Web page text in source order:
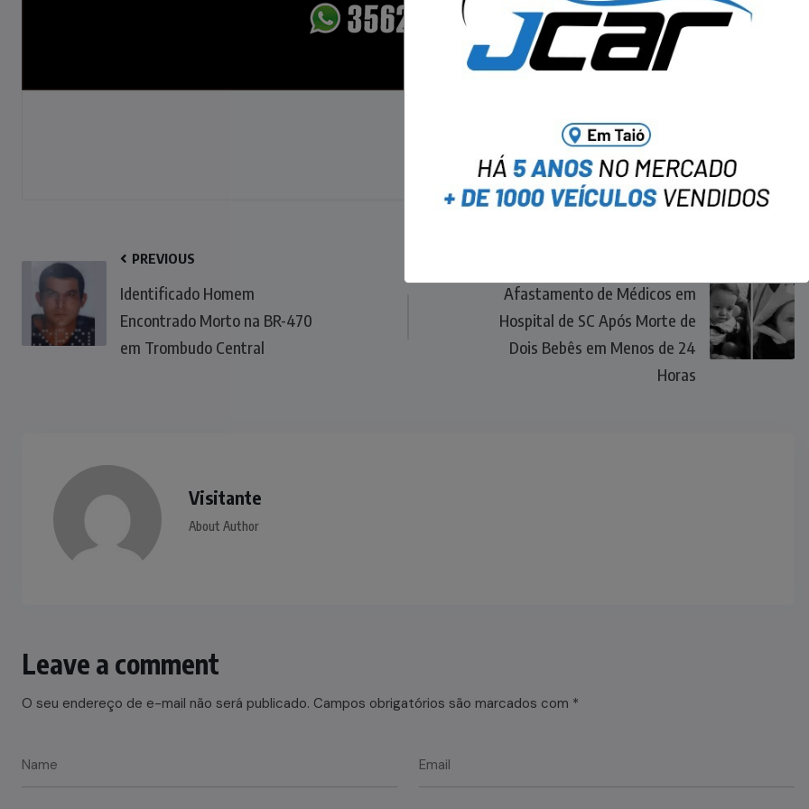
PREVIOUS
Identificado Homem
Encontrado Morto na BR-470
em Trombudo Central
Afastamento de Médicos em
Hospital de SC Após Morte de
Dois Bebês em Menos de 24
Horas
Visitante
About Author
Leave a comment
O seu endereço de e-mail não será publicado. Campos obrigatórios são marcados com *